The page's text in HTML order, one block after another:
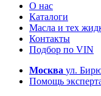
О нас
Каталоги
Масла и тех
Контакты
Подбор по VIN
Москва ул.
Помощь